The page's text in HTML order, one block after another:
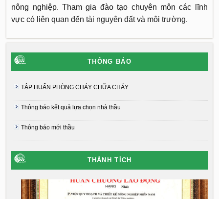
nông nghiệp. Tham gia đào tạo chuyên môn các lĩnh
vực có liên quan đến tài nguyên đất và môi trường.
THÔNG BÁO
TẬP HUẤN PHÒNG CHÁY CHỮA CHÁY
Thông báo kết quả lựa chọn nhà thầu
Thông báo mới thầu
THÀNH TÍCH